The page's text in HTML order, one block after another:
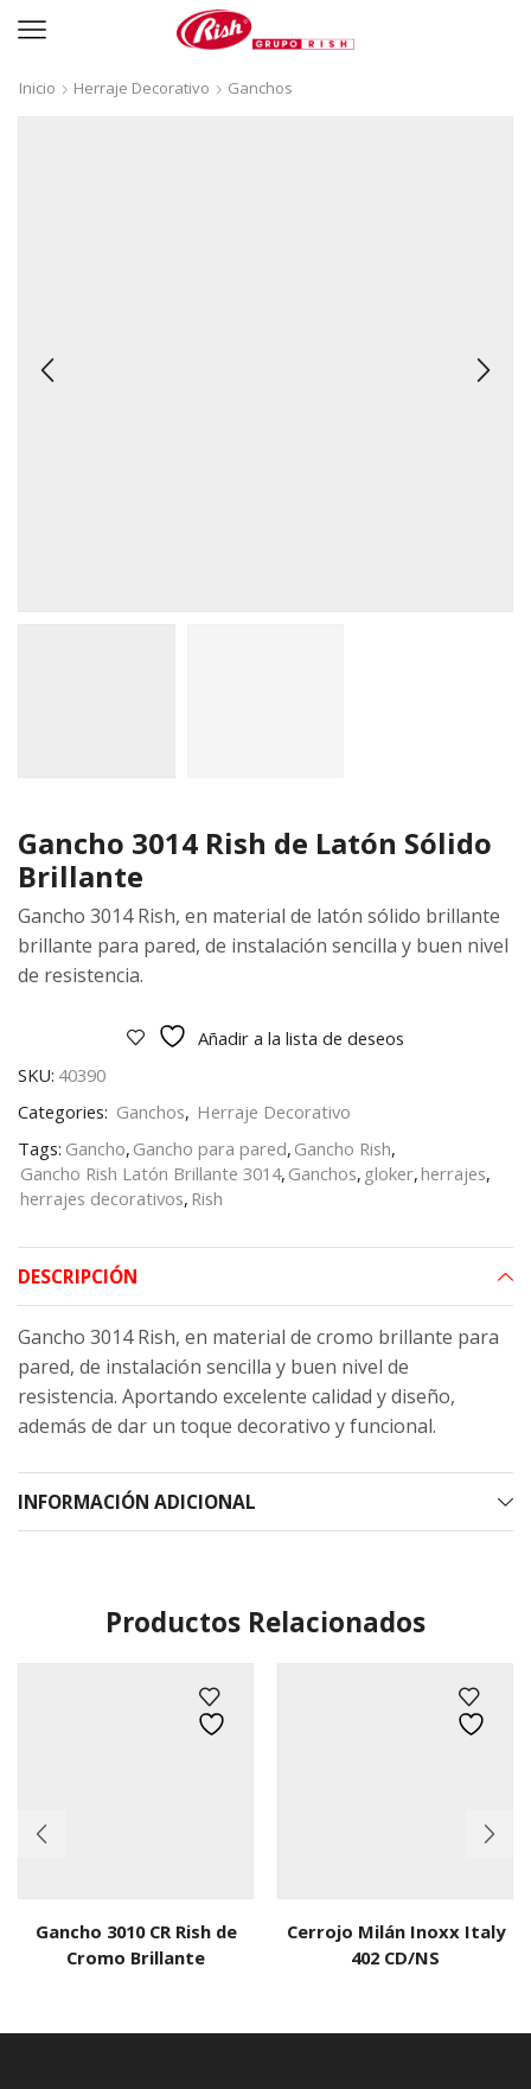
Inicio Herraje Decorativo Ganchos
Gancho 3014 Rish de Latón Sólido
Brillante
Gancho 3014 Rish, en material de latón sólido brillante
brillante para pared, de instalación sencilla y buen nivel
de resistencia.
Añadir a la lista de deseos
SKU: 40390
Categories: Ganchos, Herraje Decorativo
Tags: Gancho, Gancho para pared, Gancho Rish,
Gancho Rish Latón Brillante 3014, Ganchos, gloker,herrajes,
herrajes decorativos, Rish
DESCRIPCIÓN
Gancho 3014 Rish, en material de cromo brillante para
pared, de instalación sencilla y buen nivel de
resistencia. Aportando excelente calidad y diseño,
además de dar un toque decorativo y funcional.
INFORMACIÓN ADICIONAL
Productos Relacionados
Gancho 3010 CR Rish de
Cromo Brillante
Cerrojo Milán Inoxx Italy
402 CD/NS